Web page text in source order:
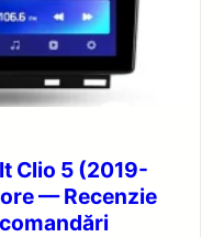
Clio 5 (2019-
— Recenzie